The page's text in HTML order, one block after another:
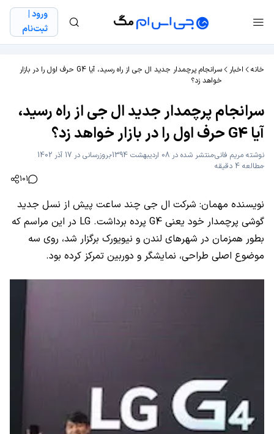
ورود |
ثبت‌نام
خانه اخبار
سرانجام پرچمدار جدید ال جی از راه رسید، آیا G4 حرف اول را در بازار
خواهد زد؟
سرانجام پرچمدار جدید ال جی از راه رسید،
آیا G4 حرف اول را در بازار خواهد زد؟
نوشته مریم فانیمنتشر شده در 08 اردیبهشت 1394
بروزرسانی در 17 آذر 1402
مطالعه 4 دقیقه
101
نویسنده مهمان: شرکت ال جی چند ساعت پیش از نسل جدید
گوشی پرچمدار خود یعنی G4 پرده برداشت. LG در این مراسم که
بطور همزمان در شهرهای لندن و نیویورک برگزار شد، روی سه
موضوع اصلی طراحی، نمایشگر و دوربین تمرکز کرده بود.